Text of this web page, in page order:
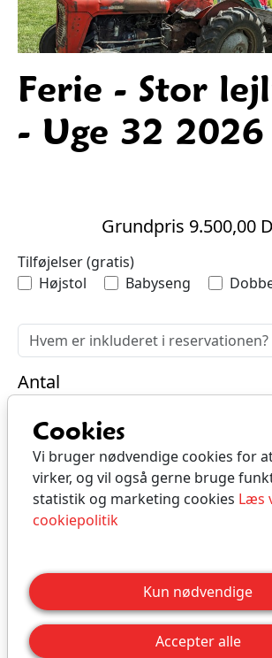
Cookies
Vi bruger nødvendige cookies for
virker, og vil også gerne bruge
statistik og marketing cookies Læs
cookiepolitik
Kun nødvendige
Accepter alle
Ferie - Stor
- Uge 32 2026
Grundpris 9.500,00
Tilføjelser (gratis)
Højstol
Babyseng
Antal
DKK
Beskrivelse